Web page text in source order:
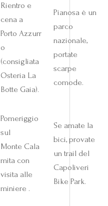
Rientro e
cena a
Porto Azzurr
o
(consigliata
Osteria La
Botte Gaia).
Pianosa è un
parco
nazionale,
portate
scarpe
comode.
Pomeriggio
sul
Monte Cala
mita con
visita alle
miniere .
Se amate la
bici, provate
un trail del
Capoliveri
Bike Park.